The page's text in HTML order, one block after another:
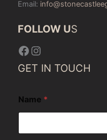
Email:
FOLLOW US
Facebook
Instagram
GET IN TOUCH
Name *